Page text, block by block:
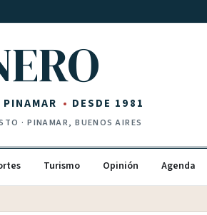
DESDE 1981
· PINAMAR, BUENOS AIRES
Turismo Opinión Agenda